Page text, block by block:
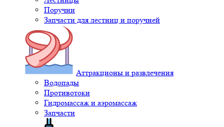
Поручни
Запчасти для лестниц и поручней
Аттракционы и развлечения
Водопады
Противотоки
Гидромассаж и аэромассаж
Запчасти